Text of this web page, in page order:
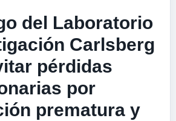
del Laboratorio
Carlsberg
pérdidas
por
prematura y